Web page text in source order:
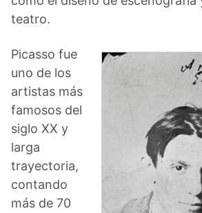
teatro.
Picasso fue
uno de los
artistas más
famosos del
siglo XX y
larga
trayectoria,
contando
más de 70